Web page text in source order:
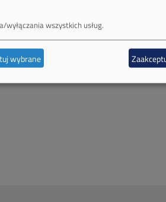
wyłączania wszystkich usług.
wybrane